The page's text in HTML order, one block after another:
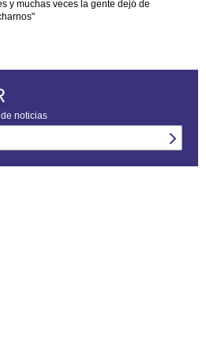
y muchas veces la gente dejó de
noticias